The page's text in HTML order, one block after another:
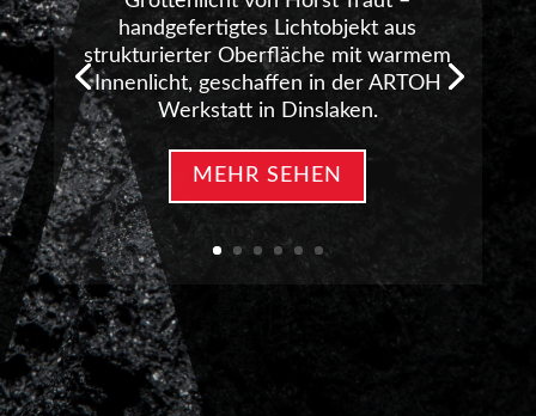
handgefertigtes Lichtobjekt aus
strukturierter Oberfläche mit warmem
Innenlicht, geschaffen in der ARTOH
Werkstatt in Dinslaken.
MEHR SEHEN